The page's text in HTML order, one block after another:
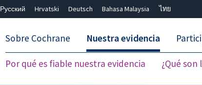
Русский Hrvatski Deutsch Bahasa Malaysia
ไทย
Sobre Cochrane Nuestra evidencia
Por qué es fiable nuestra evidencia ¿Qué